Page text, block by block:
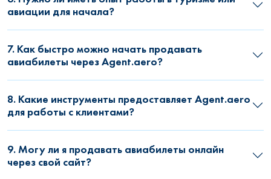
авиации для начала?
7. Как быстро можно начать продавать
авиабилеты через Agent.aero?
8. Какие инструменты предоставляет Agent.aero
для работы с клиентами?
9. Могу ли я продавать авиабилеты онлайн
через свой сайт?